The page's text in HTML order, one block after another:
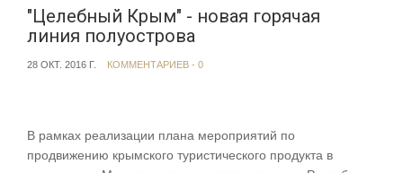
"Целебный Крым" - новая горячая
линия полуострова
28 ОКТ. 2016 Г. КОММЕНТАРИЕВ - 0
В рамках реализации плана мероприятий по
продвижению крымского туристического продукта в